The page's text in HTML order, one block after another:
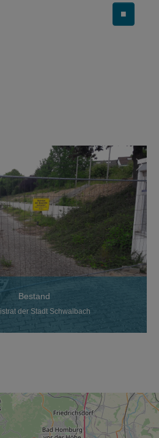
Bestand
der Stadt Schwalbach
■